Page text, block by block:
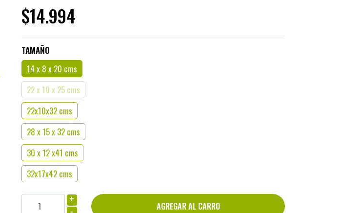
$14.994
TAMAÑO
14 x 8 x 20 cms
22 x 10 x 25 cms
22x10x32 cms
28 x 15 x 32 cms
30 x 12 x41 cms
32x17x42 cms
+